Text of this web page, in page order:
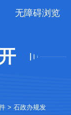
无障碍浏览
> 石政办规发